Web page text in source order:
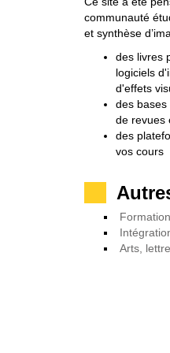
communauté
et synthèse
des livres
logiciels
d'effets
des
de revues
des
vos cours
Arts,
1